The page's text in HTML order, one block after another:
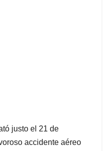
justo el 21 de
accidente aéreo